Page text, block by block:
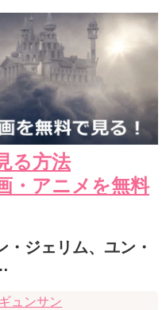
る方法
・アニメを無料
・ジェリム、ユン・
ュンサン